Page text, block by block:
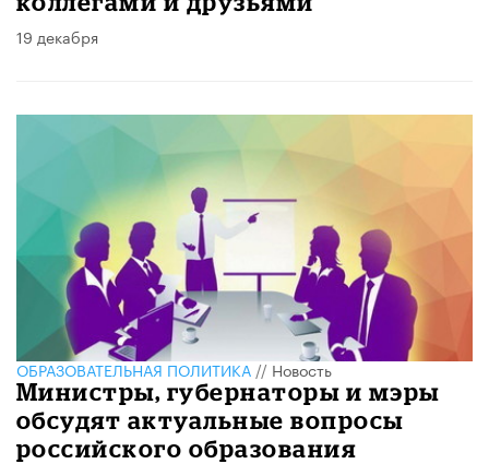
19 декабря
ОБРАЗОВАТЕЛЬНАЯ ПОЛИТИКА // Новость
Министры, губернаторы и мэры
обсудят актуальные вопросы
российского образования